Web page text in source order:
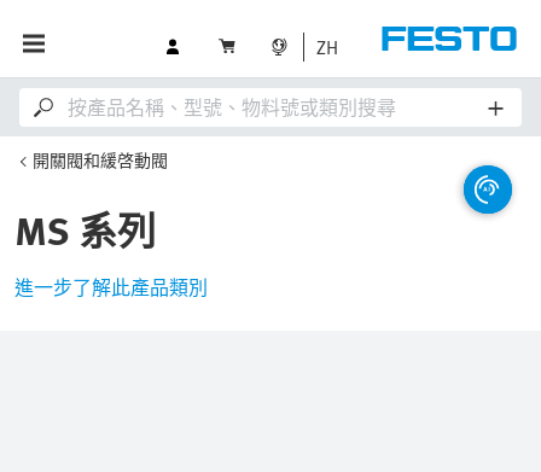
ZH
開關閥和緩啓動閥
MS 系列
進一步了解此產品類別